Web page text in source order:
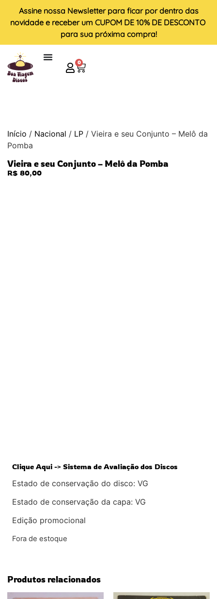
Assine nossa Newsletter para ficar por dentro das
novidade e receber um CUPOM DE 10% DE DESCONTO
para sua próxima compra!
0
Início / Nacional / LP / Vieira e seu Conjunto – Melô da
Pomba
Vieira e seu Conjunto – Melô da Pomba
R$ 80,00
Clique Aqui -> Sistema de Avaliação dos Discos
Estado de conservação do disco: VG
Estado de conservação da capa: VG
Edição promocional
Fora de estoque
Produtos relacionados